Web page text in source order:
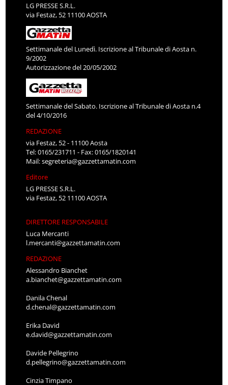
LG PRESSE S.R.L.
via Festaz, 52 11100 AOSTA
Settimanale del Lunedì. Iscrizione al Tribunale di Aosta n.
9/2002
Autorizzazione del 20/05/2002
Settimanale del Sabato. Iscrizione al Tribunale di Aosta n.4
del 4/10/2016
REDAZIONE
via Festaz, 52 - 11100 Aosta
Tel: 0165/231711 - Fax: 0165/1820141
Mail:segreteria@gazzettamatin.com
Editore
LG PRESSE S.R.L.
via Festaz, 52 11100 AOSTA
DIRETTORE RESPONSABILE
Luca Mercanti
l.mercanti@gazzettamatin.com
REDAZIONE
Alessandro Bianchet
a.bianchet@gazzettamatin.com
Danila Chenal
d.chenal@gazzettamatin.com
Erika David
e.david@gazzettamatin.com
Davide Pellegrino
d.pellegrino@gazzettamatin.com
Cinzia Timpano